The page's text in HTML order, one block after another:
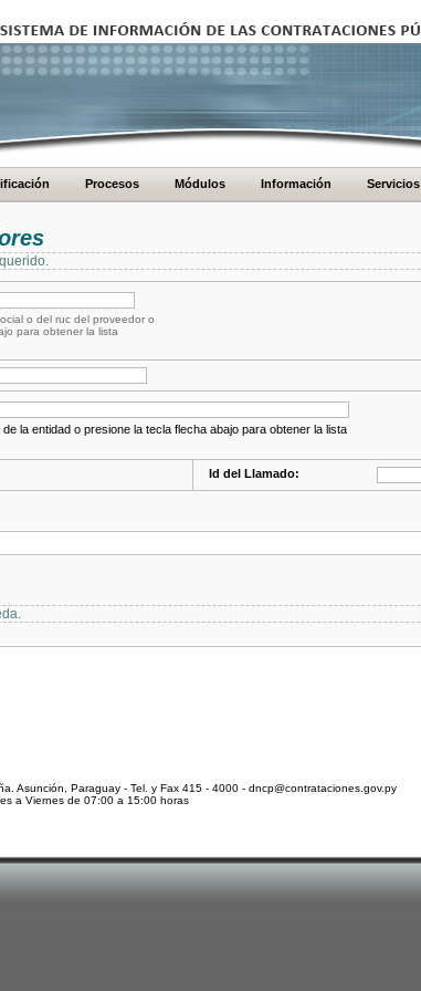
Procesos Módulos Información Servicios
o del ruc del proveedor o
para obtener la lista
la entidad o presione la tecla flecha abajo para obtener la lista
Id del Llamado:
Asunción, Paraguay - Tel. y Fax 415 - 4000 - dncp@contrataciones.gov.py
a Viernes de 07:00 a 15:00 horas